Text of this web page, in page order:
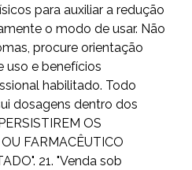
para auxiliar a redução
o modo de usar. Não
procure orientação
uso e benefícios
habilitado. Todo
dosagens dentro dos
OS
FARMACÊUTICO
21. "Venda sob